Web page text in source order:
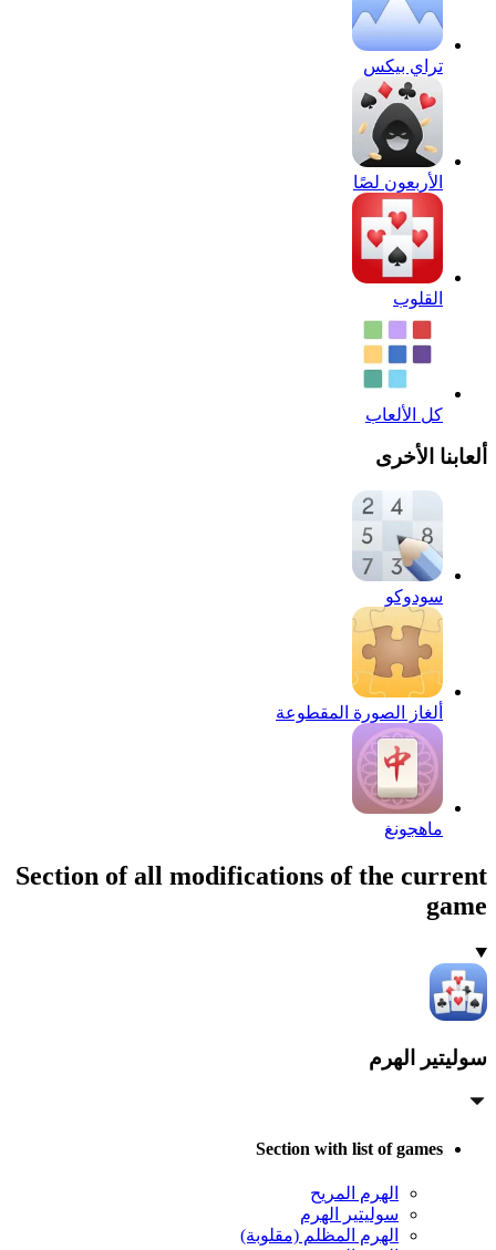
تراي بيكس
الأربعون لصًا
القلوب
كل الألعاب
ألعابنا الأخرى
سودوكو
ألغاز الصورة المقطوعة
ماهجونغ
Section of all modifications of the current
game
سوليتير الهرم
Section with list of games
الهرم المريح
سوليتير الهرم
الهرم المظلم (مقلوبة)